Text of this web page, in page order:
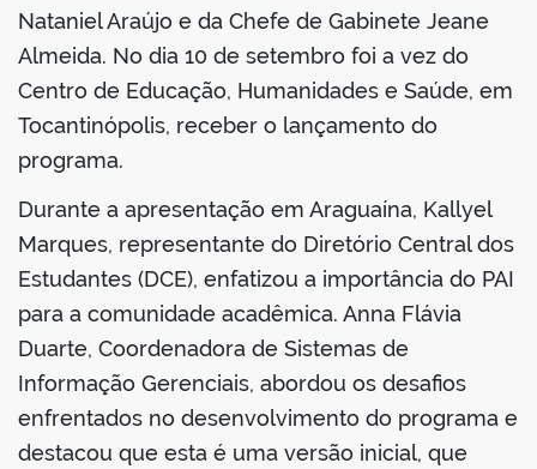
portal
Nataniel Araújo e da Chefe de Gabinete Jeane
Almeida. No dia 10 de setembro foi a vez do
Centro de Educação, Humanidades e Saúde, em
Tocantinópolis, receber o lançamento do
programa.
Durante a apresentação em Araguaína, Kallyel
Marques, representante do Diretório Central dos
Estudantes (DCE), enfatizou a importância do PAI
para a comunidade acadêmica. Anna Flávia
Duarte, Coordenadora de Sistemas de
Informação Gerenciais, abordou os desafios
enfrentados no desenvolvimento do programa e
destacou que esta é uma versão inicial, que